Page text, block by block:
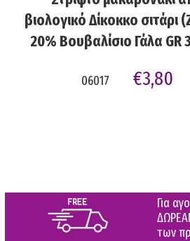
βιολογικό Δίκοκκο σιτάρι
20% Βουβαλίσιο Γάλα GR
06017 €3,80
Για
των